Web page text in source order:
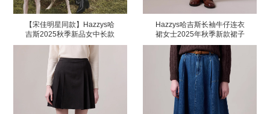
【宋佳明星同款】Hazzys哈
吉斯2025秋季新品女中长款
裙子百褶裙
Hazzys哈吉斯长袖牛仔连衣
裙女士2025年秋季新款裙子